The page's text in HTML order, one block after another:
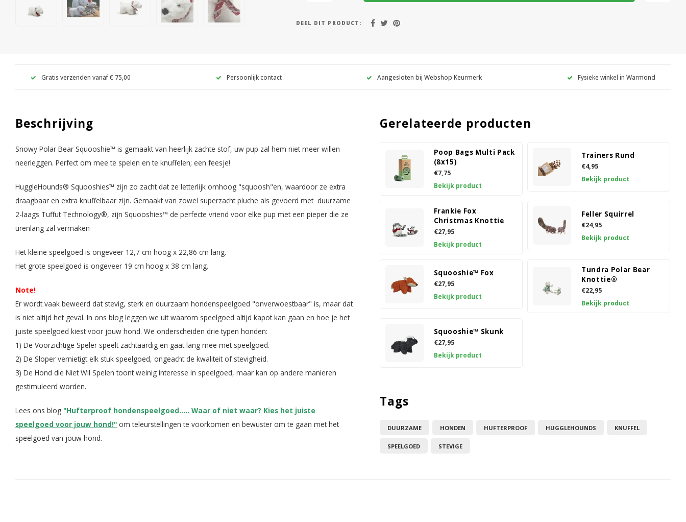
DEEL DIT PRODUCT:
Gratis verzenden vanaf € 75,00 Persoonlijk contact Aangesloten bij Webshop Keurmerk Fysieke winkel in Warmond
Beschrijving
Snowy Polar Bear Squooshie™️ is gemaakt van heerlijk zachte stof, uw pup zal hem niet meer willen
neerleggen. Perfect om mee te spelen en te knuffelen; een feesje!
HuggleHounds® Squooshies™ zijn zo zacht dat ze letterlijk omhoog "squoosh"en, waardoor ze extra
draagbaar en extra knuffelbaar zijn. Gemaakt van zowel superzacht pluche als gevoerd met duurzame
2-laags Tuffut Technology®, zijn Squooshies™️ de perfecte vriend voor elke pup met een pieper die ze
urenlang zal vermaken
Het kleine speelgoed is ongeveer 12,7 cm hoog x 22,86 cm lang.
Het grote speelgoed is ongeveer 19 cm hoog x 38 cm lang.
Note!
Er wordt vaak beweerd dat stevig, sterk en duurzaam hondenspeelgoed "onverwoestbaar" is, maar dat
is niet altijd het geval. In ons blog leggen we uit waarom speelgoed altijd kapot kan gaan en hoe je het
juiste speelgoed kiest voor jouw hond. We onderscheiden drie typen honden:
1) De Voorzichtige Speler speelt zachtaardig en gaat lang mee met speelgoed.
2) De Sloper vernietigt elk stuk speelgoed, ongeacht de kwaliteit of stevigheid.
3) De Hond die Niet Wil Spelen toont weinig interesse in speelgoed, maar kan op andere manieren
gestimuleerd worden.
Lees ons blog "Hufterproof hondenspeelgoed..... Waar of niet waar? Kies het juiste
speelgoed voor jouw hond!" om teleurstellingen te voorkomen en bewuster om te gaan met het
speelgoed van jouw hond.
Gerelateerde producten
Poop Bags Multi Pack
(8x15)
€7,75
Bekijk product
Trainers Rund
€4,95
Bekijk product
Frankie Fox
Christmas Knottie
€27,95
Bekijk product
Feller Squirrel
€24,95
Bekijk product
Squooshie™ Fox
€27,95
Bekijk product
Tundra Polar Bear
Knottie®
€22,95
Bekijk product
Squooshie™ Skunk
€27,95
Bekijk product
Tags
DUURZAME HONDEN HUFTERPROOF HUGGLEHOUNDS KNUFFEL
SPEELGOED STEVIGE